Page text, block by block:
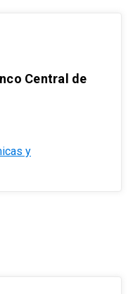
Central de
y